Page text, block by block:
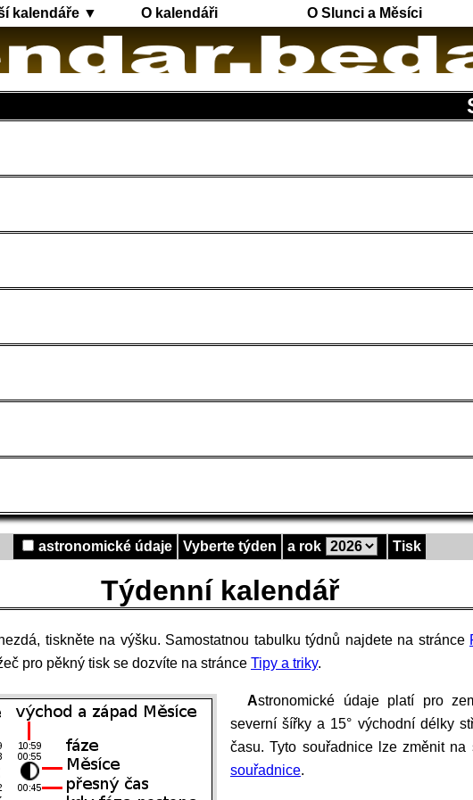
kalendáře ▼ O kalendáři O Slunci a Měsíci
astronomické údaje Vyberte týden a rok Tisk
Týdenní kalendář
tiskněte na výšku. Samostatnou tabulku týdnů najdete na stránce
pro pěkný tisk se dozvíte na stránce Tipy a triky.
Astronomické údaje platí pro zeměpisné souřadnice 50°
severní šířky a 15° východní délky
času. Tyto souřadnice lze změnit na
souřadnice.